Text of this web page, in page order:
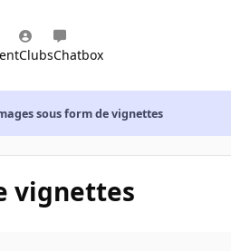
ClubsChatbox
sous form de vignettes
vignettes